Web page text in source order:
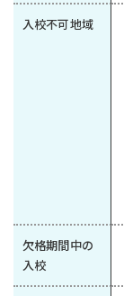
入校不可地域
欠格期間中の
入校